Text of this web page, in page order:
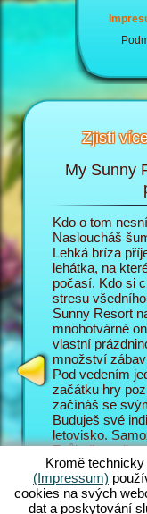
Zjisti
My Sunny
Kdo o tom
Nasloucháš
Lehká bríza
lehátka, na
počasí. Kdo si
stresu
Sunny Resort
mnohotvárné
vlastní
množství
Pod vedením
začátku hry
začínáš se
Buduješ své
letovisko.
Tvůj cíl v
nejlépe
letoviska
tomu máš
funkce a
Kromě
(Impressum)
cookies na svých
dat a poskytování